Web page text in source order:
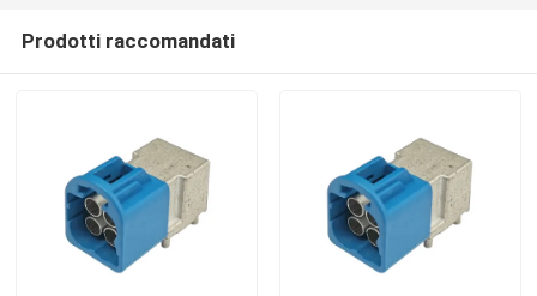
Prodotti raccomandati